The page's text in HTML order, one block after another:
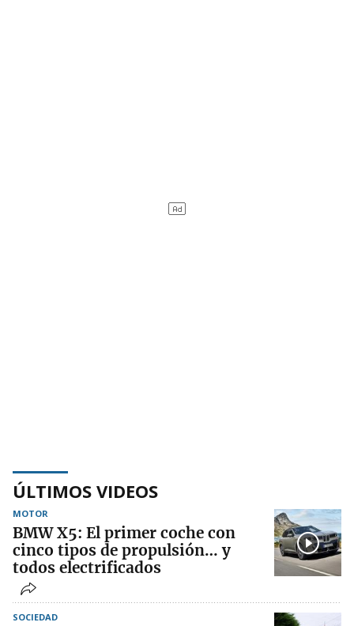
ÚLTIMOS VIDEOS
MOTOR
BMW X5: El primer coche con
cinco tipos de propulsión… y
todos electrificados
SOCIEDAD